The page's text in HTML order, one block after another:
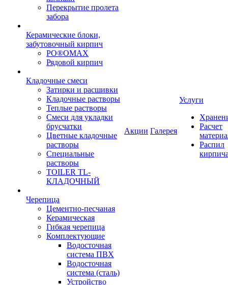
Перекрытие пролета
забора
Керамические блоки,
забутовочный кирпич
PO®OMAX
Рядовой кирпич
Кладочные смеси
Затирки и расшивки
Кладочные растворы
Теплые растворы
Смеси для укладки
брусчатки
Цветные кладочные
растворы
Специальные
растворы
TOILER TL-
КЛАДОЧНЫЙ
Черепица
Цементно-песчаная
Керамическая
Гибкая черепица
Комплектующие
Водосточная
система ПВХ
Водосточная
система (сталь)
Устройство
Акции Галерея
Услуги
Расчет
Распил